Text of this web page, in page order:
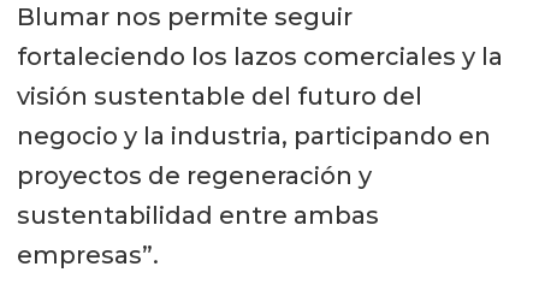
Blumar nos permite seguir
fortaleciendo los lazos comerciales y la
visión sustentable del futuro del
negocio y la industria, participando en
proyectos de regeneración y
sustentabilidad entre ambas
empresas”.